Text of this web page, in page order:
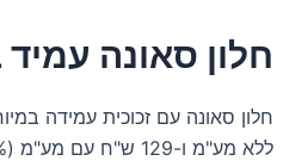
80
1.52
מ"ר
חלון סאונה
ללא מע"מ ו-129 ש"ח עם מע"מ (18%). מושלם לסאונה יפנית – סנטו, מתקני רחצה ציבוריים עם בריכות מים חמים ואזורי אדים.